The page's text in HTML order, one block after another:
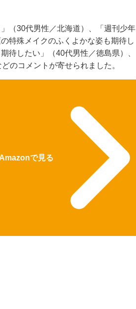
（30代男性／北海道）、「週刊少年
特殊メイクのふくよかな姿も期待し
待したい」（40代男性／徳島県）、
のコメントが寄せられました。
で見る